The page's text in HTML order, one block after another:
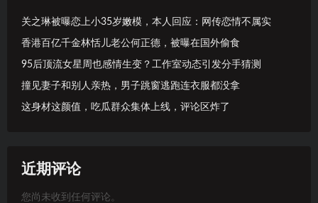
关之琳被曝恋上小35岁嫩模，本人回应：网传恋情不属实
香港百亿千金林恬儿老公何正德，被曝在国外偷食
95后顶流女星周也感情生变？工作室动态引发分手猜测
撞见妻子和别人亲热，男子跳窗逃跑连衣服都没拿
这身材这颜值，吃瓜群众集体上线，评论区炸了
近期评论
您尚未收到任何评论。